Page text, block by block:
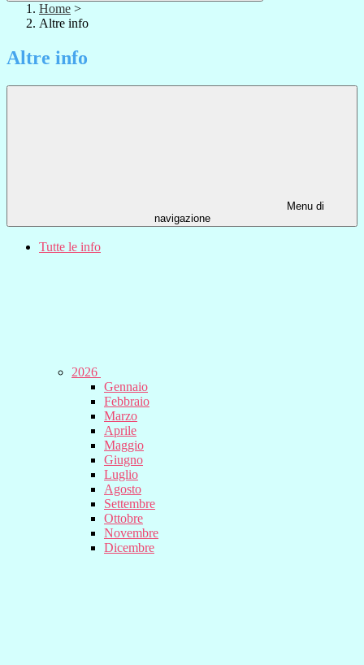
Home >
Altre info
Altre info
Menu di
navigazione
Tutte le info
2026
Gennaio
Febbraio
Marzo
Aprile
Maggio
Giugno
Luglio
Agosto
Settembre
Ottobre
Novembre
Dicembre